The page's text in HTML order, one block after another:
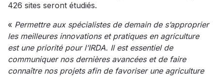
426 sites seront étudiés.
« Permettre aux spécialistes de demain de s’approprier
les meilleures innovations et pratiques en agriculture
est une priorité pour l’IRDA. Il est essentiel de
communiquer nos dernières avancées et de faire
connaître nos projets afin de favoriser une agriculture